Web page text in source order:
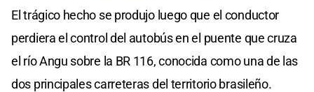
El trágico hecho se produjo luego que el conductor
perdiera el control del autobús en el puente que cruza
el río Angu sobre la BR 116, conocida como una de las
dos principales carreteras del territorio brasileño.